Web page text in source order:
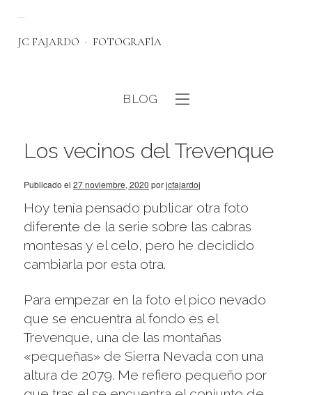
JC FAJARDO FOTOGRAFÍA
BLOG
Los vecinos del Trevenque
Publicado el 27 noviembre, 2020 porjcfajardoj
Hoy tenía pensado publicar otra foto
diferente de la serie sobre las cabras
montesas y el celo, pero he decidido
cambiarla por esta otra.
Para empezar en la foto el pico nevado
que se encuentra al fondo es el
Trevenque, una de las montañas
«pequeñas» de Sierra Nevada con una
altura de 2079. Me refiero pequeño por